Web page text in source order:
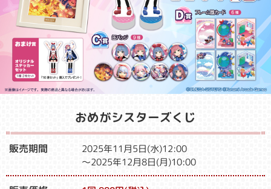
おめがシスターズくじ
販売期間 2025年11月5日(水)12:00
～2025年12月8日(月)10:00